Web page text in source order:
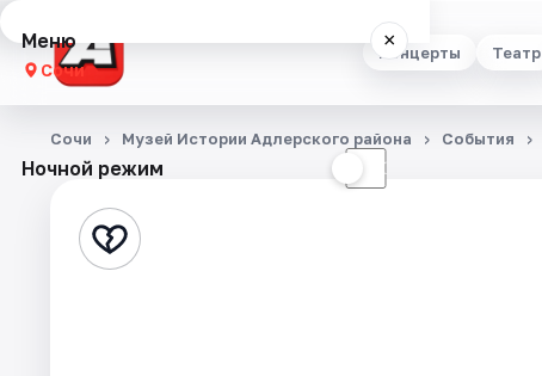
Концерты Театр
Меню ×
Сочи
Концерты
Стендап
Ночной режим ☾
Сочи Музей Истории Адлерского района События